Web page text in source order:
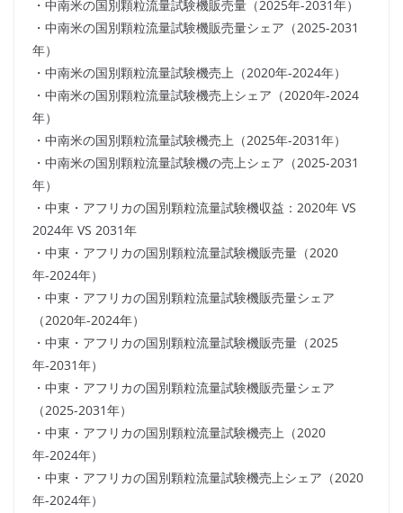
・中南米の国別顆粒流量試験機販売量（2025年-2031年）
・中南米の国別顆粒流量試験機販売量シェア（2025-2031
年）
・中南米の国別顆粒流量試験機売上（2020年-2024年）
・中南米の国別顆粒流量試験機売上シェア（2020年-2024
年）
・中南米の国別顆粒流量試験機売上（2025年-2031年）
・中南米の国別顆粒流量試験機の売上シェア（2025-2031
年）
・中東・アフリカの国別顆粒流量試験機収益：2020年 VS
2024年 VS 2031年
・中東・アフリカの国別顆粒流量試験機販売量（2020
年-2024年）
・中東・アフリカの国別顆粒流量試験機販売量シェア
（2020年-2024年）
・中東・アフリカの国別顆粒流量試験機販売量（2025
年-2031年）
・中東・アフリカの国別顆粒流量試験機販売量シェア
（2025-2031年）
・中東・アフリカの国別顆粒流量試験機売上（2020
年-2024年）
・中東・アフリカの国別顆粒流量試験機売上シェア（2020
年-2024年）